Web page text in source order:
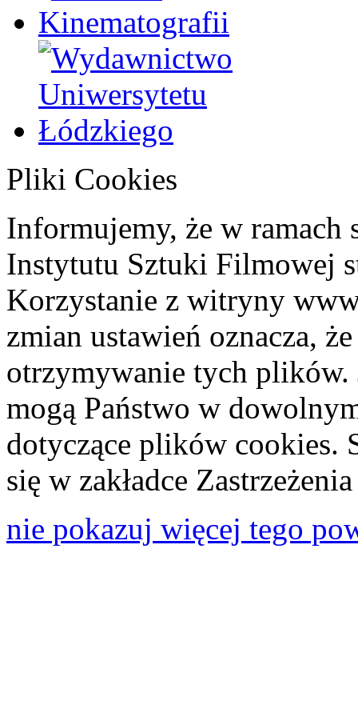
Pliki Cookies
Informujemy, że w ramach
Instytutu Sztuki Filmowej
Korzystanie z witryny
zmian ustawień oznacza,
otrzymywanie tych plików.
mogą Państwo w
dotyczące plików cookies.
się w zakładce
nie pokazuj więcej tego